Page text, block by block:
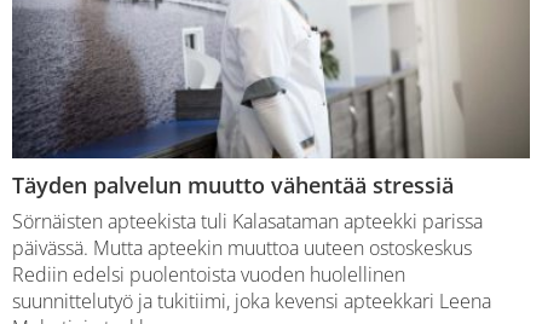
Täyden palvelun muutto vähentää stressiä
Sörnäisten apteekista tuli Kalasataman apteekki parissa
päivässä. Mutta apteekin muuttoa uuteen ostoskeskus
Rediin edelsi puolentoista vuoden huolellinen
suunnittelutyö ja tukitiimi, joka kevensi apteekkari Leena